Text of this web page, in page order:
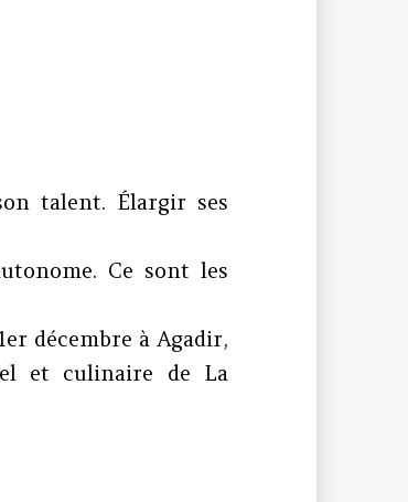
talent. Élargir ses
Ce sont les
décembre à Agadir,
et culinaire de La
4C